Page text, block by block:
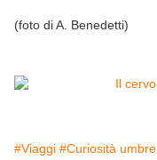
(foto di A. Benedetti)
#Viaggi #Curiosità umbre